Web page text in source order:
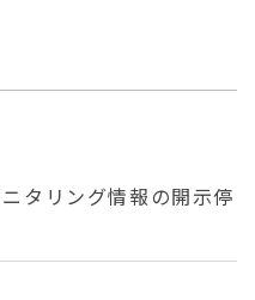
タリング情報の開示停